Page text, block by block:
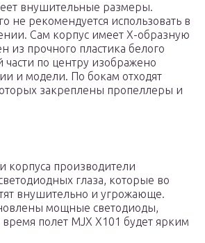
внушительные размеры.
не рекомендуется использовать в
Сам корпус имеет Х-образную
из прочного пластика белого
части по центру изображено
и модели. По бокам отходят
закреплены пропеллеры и
корпуса производители
глаза, которые во
внушительно и угрожающе.
мощные светодиоды,
полет MJX X101 будет ярким